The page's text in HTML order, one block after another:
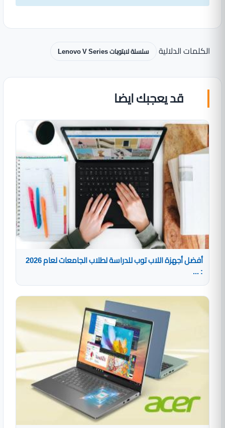
الكلمات الدلالية سلسلة لابتوبات Lenovo V Series
قد يعجبك ايضا
أفضل أجهزة اللاب توب للدراسة لطلاب الجامعات لعام 2026
: ...